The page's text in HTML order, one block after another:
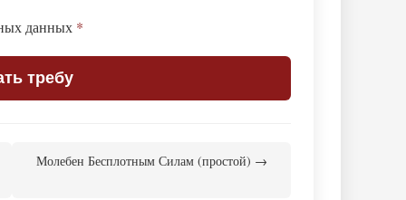
данных *
требу
Молебен Бесплотным Силам (простой) →